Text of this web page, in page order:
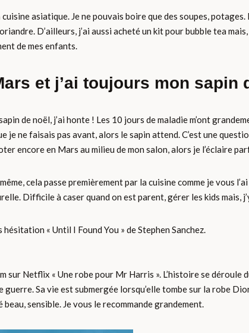
asiatique. Je ne pouvais boire que des soupes,
D’ailleurs, j’ai aussi acheté un kit pour bubble tea
de mes enfants.
et j’ai toujours mon sapin
de noël, j’ai honte ! Les 10 jours de maladie m’ont
je ne faisais pas avant, alors le sapin attend. C’est une
encore en Mars au milieu de mon salon, alors je l’éclaire
cela passe premièrement par la cuisine comme je vous
Difficile à caser quand on est parent, gérer les kids mais,
« Until I Found You » de Stephen Sanchez.
sur Netflix « Une robe pour Mr Harris ». L’histoire se
Sa vie est submergée lorsqu’elle tombe sur la robe
sensible. Je vous le recommande grandement.